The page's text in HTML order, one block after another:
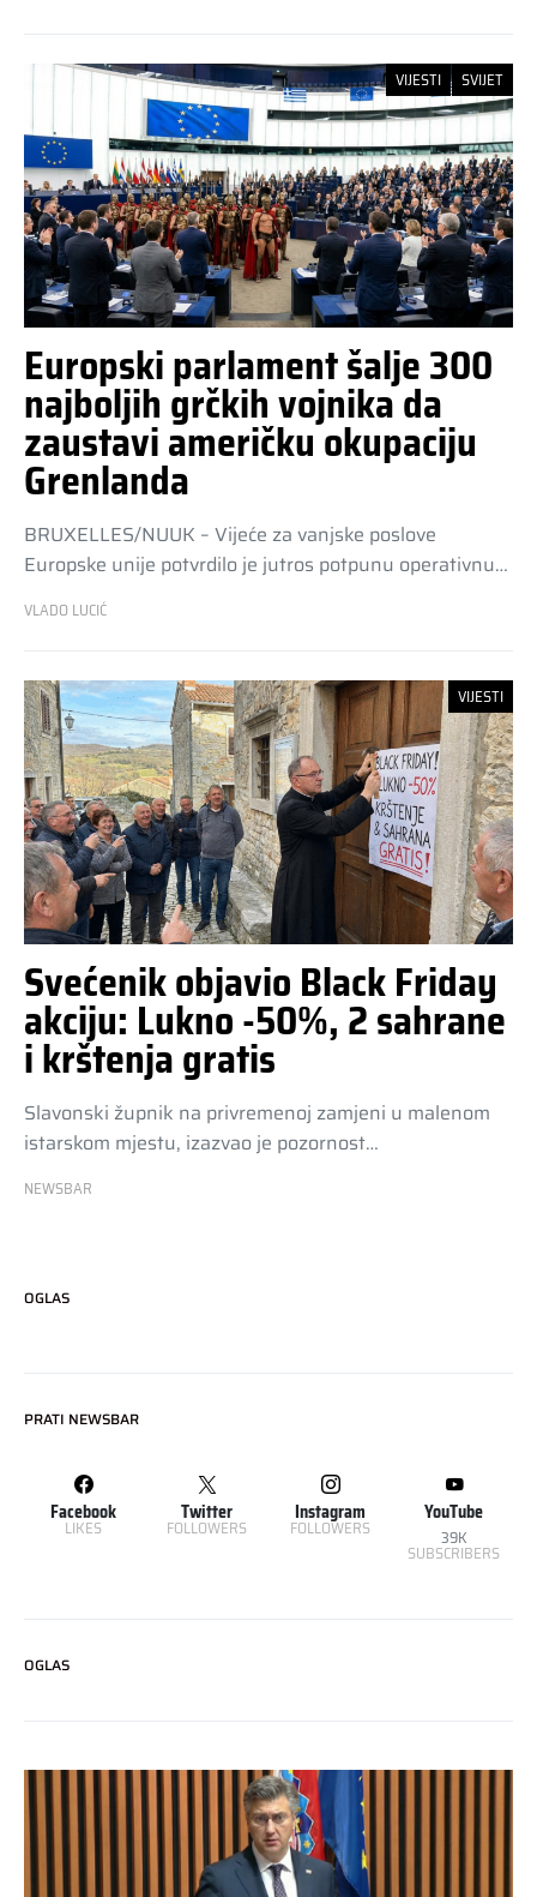
VIJESTI SVIJET
Europski parlament šalje 300
najboljih grčkih vojnika da
zaustavi američku okupaciju
Grenlanda
BRUXELLES/NUUK – Vijeće za vanjske poslove
Europske unije potvrdilo je jutros potpunu operativnu…
VLADO LUCIĆ
VIJESTI
Svećenik objavio Black Friday
akciju: Lukno -50%, 2 sahrane
i krštenja gratis
Slavonski župnik na privremenoj zamjeni u malenom
istarskom mjestu, izazvao je pozornost…
NEWSBAR
OGLAS
PRATI NEWSBAR
Facebook
LIKES
Twitter
FOLLOWERS
Instagram
FOLLOWERS
YouTube
39K
SUBSCRIBERS
OGLAS